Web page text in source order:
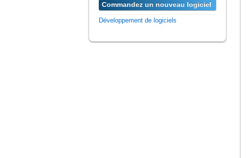
Commandez un nouveau logiciel
Développement de logiciels